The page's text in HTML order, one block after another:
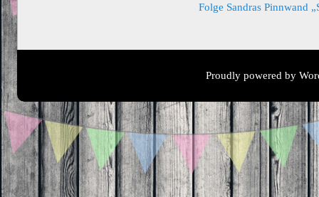
Folge Sandras Pinnwand
Proudly powered by